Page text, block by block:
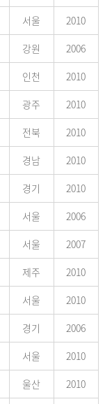
서울
2010
강원
2006
인천
2010
광주
2010
전북 2010
경남
2010
경기
2010
서울
2006
서울
2007
제주 2010
서울
2010
경기
2006
서울
2010
울산
2010